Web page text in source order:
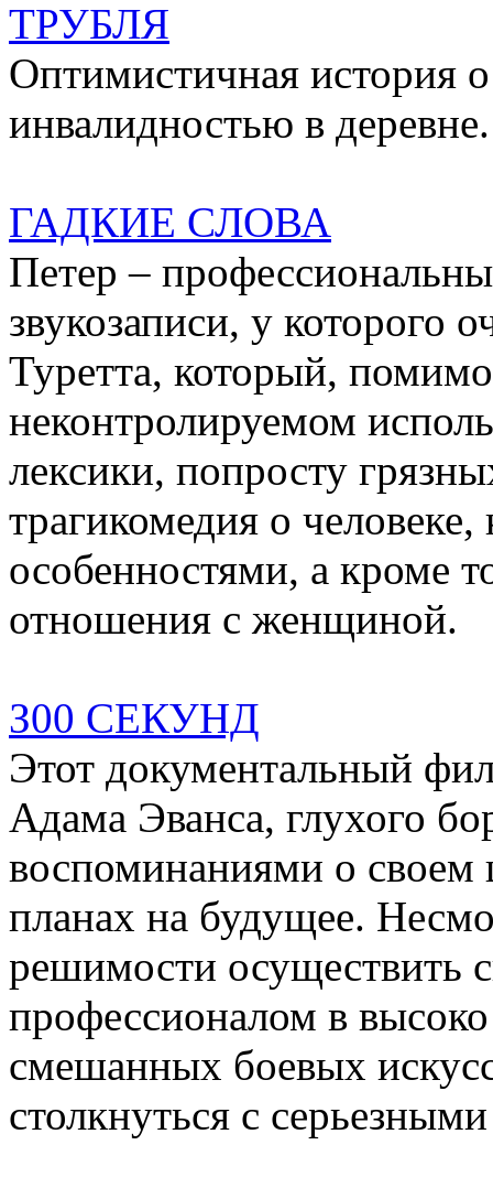
ТРУБЛЯ
Оптимистичная история
инвалидностью в деревне.
ГАДКИЕ СЛОВА
Петер –
звукозаписи, у которого
Туретта, который,
неконтролируемом
лексики, попросту
трагикомедия о
особенностями, а кроме
отношения с женщиной.
З00 СЕКУНД
Этот документальный
Адама Эванса, глухого
воспоминаниями о своем
планах на будущее.
решимости осуществить
профессионалом в
смешанных боевых
столкнуться с